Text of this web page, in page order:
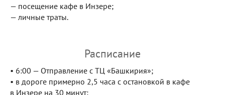
— посещение кафе в Инзере;
— личные траты.
Расписание
• 6:00 — Отправление с ТЦ «Башкирия»;
• в дороге примерно 2,5 часа с остановкой в кафе
в Инзере на 30 минут;